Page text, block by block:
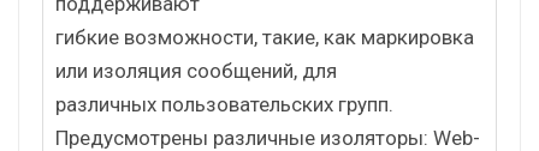
гибкие возможности, такие, как маркировка
или изоляция сообщений, для
различных пользовательских групп.
Предусмотрены различные изоляторы: Web-